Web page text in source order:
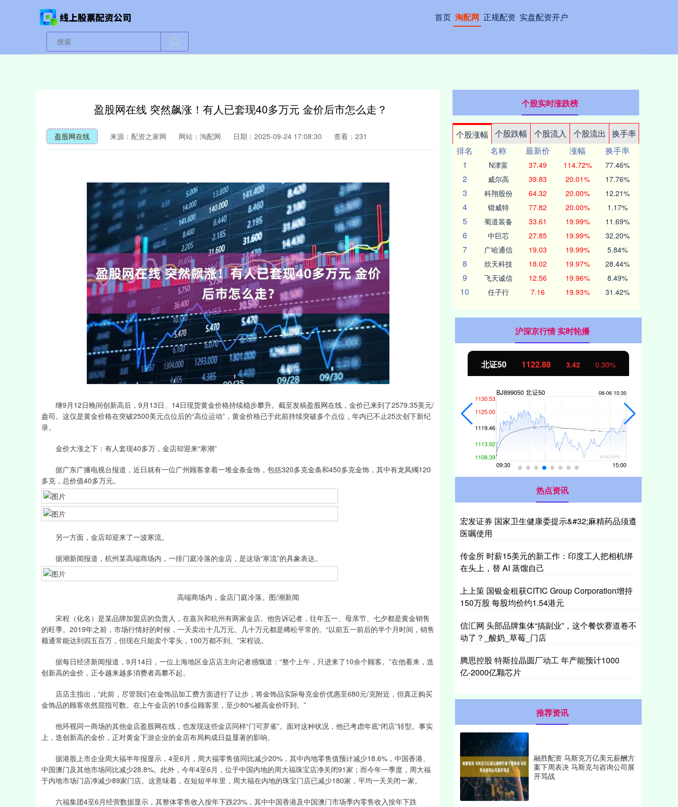
首页 淘配网 正规配资 实盘配资开户
盈股网在线 突然飙涨！有人已套现40多万元 金价后市怎么走？
盈股网在线 来源：配资之家网 网站：淘配网 日期：2025-09-24 17:08:30 查看：231
继9月12日晚间创新高后，9月13日、14日现货黄金价格持续稳步攀升。截至发稿盈股网在线，金价已来到了2579.35美元/
盎司。这仅是黄金价格在突破2500美元点位后的“高位运动”，黄金价格已于此前持续突破多个点位，年内已不止25次创下新纪
录。
金价大涨之下：有人套现40多万，金店却迎来“寒潮”
据广东广播电视台报道，近日就有一位广州顾客拿着一堆金条金饰，包括320多克金条和450多克金饰，其中有龙凤镯120
多克，总价值40多万元。
另一方面，金店却迎来了一波寒流。
据潮新闻报道，杭州某高端商场内，一排门庭冷落的金店，是这场“寒流”的具象表达。
高端商场内，金店门庭冷落。图/潮新闻
宋程（化名）是某品牌加盟店的负责人，在嘉兴和杭州有两家金店。他告诉记者，往年五一、母亲节、七夕都是黄金销售
的旺季。2019年之前，市场行情好的时候，一天卖出十几万元、几十万元都是稀松平常的。“以前五一前后的半个月时间，销售
额通常能达到四五百万，但现在只能卖个零头，100万都不到。”宋程说。
据每日经济新闻报道，9月14日，一位上海地区金店店主向记者感慨道：“整个上午，只进来了10余个顾客。”在他看来，迭
创新高的金价，正令越来越多消费者高攀不起。
店店主指出，“此前，尽管我们在金饰品加工费方面进行了让步，将金饰品实际每克金价优惠至680元/克附近，但真正购买
金饰品的顾客依然屈指可数。在上午金店的10多位顾客里，至少80%被高金价吓到。”
他环视同一商场的其他金店盈股网在线，也发现这些金店同样“门可罗雀”。面对这种状况，他已考虑年底“闭店”转型。事实
上，迭创新高的金价，正对黄金下游企业的金店布局构成日益显著的影响。
据港股上市企业周大福半年报显示，4至6月，周大福零售值同比减少20%，其中内地零售值预计减少18.6%，中国香港、
中国澳门及其他市场同比减少28.8%。此外，今年4至6月，位于中国内地的周大福珠宝店净关闭91家；而今年一季度，周大福
于内地市场门店净减少89家门店。这意味着，在短短半年里，周大福在内地的珠宝门店已减少180家，平均一天关闭一家。
六福集团4至6月经营数据显示，其整体零售收入按年下跌23%，其中中国香港及中国澳门市场季内零售收入按年下跌
个股实时涨跌榜
个股涨幅 个股跌幅 个股流入 个股流出
换手率
排名
名称 最新价 涨幅
换手率
1
N津富 37.49 114.72% 77.46%
2 威尔高 39.83 20.01% 17.76%
3 科翔股份 64.32 20.00% 12.21%
4 锴威特 77.82 20.00% 1.17%
5 蜀道装备 33.61 19.99% 11.69%
6 中巨芯 27.85 19.99% 32.20%
7 广哈通信 19.03 19.99% 5.84%
8 欣天科技 18.02 19.97% 28.44%
9 飞天诚信 12.56 19.96% 8.49%
10 任子行 7.16 19.93% 31.42%
沪深京行情 实时轮播
深证成指 14110.12 -34.08 -0.24% 沪深300 4651.31 北证50 1122.88 3.42 0.30%
热点资讯
宏发证券 国家卫生健康委提示&#32;麻精药品须遵
医嘱使用
传金所 时薪15美元的新工作：印度工人把相机绑
在头上，替 AI 蒸馏自己
上上策 国银金租获CITIC Group Corporation增持
150万股 每股均价约1.54港元
信汇网 头部品牌集体“搞副业”，这个餐饮赛道卷不
动了？_酸奶_草莓_门店
腾思控股 特斯拉晶圆厂动工 年产能预计1000
亿-2000亿颗芯片
推荐资讯
融胜配资 马斯克万亿美元薪酬方
案下周表决 马斯克与咨询公司展
开骂战